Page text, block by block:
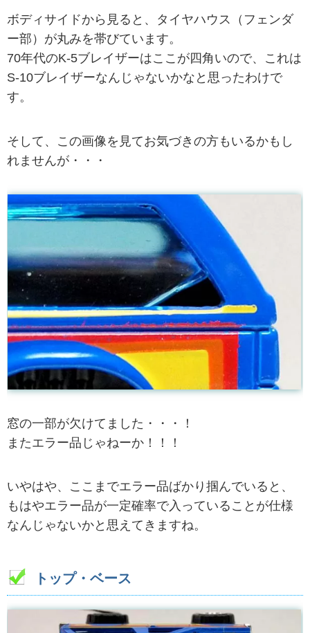
ボディサイドから見ると、タイヤハウス（フェンダ
ー部）が丸みを帯びています。
70年代のK-5ブレイザーはここが四角いので、これは
S-10ブレイザーなんじゃないかなと思ったわけで
す。
そして、この画像を見てお気づきの方もいるかもし
れませんが・・・
窓の一部が欠けてました・・・！
またエラー品じゃねーか！！！
いやはや、ここまでエラー品ばかり掴んでいると、
もはやエラー品が一定確率で入っていることが仕様
なんじゃないかと思えてきますね。
トップ・ベース